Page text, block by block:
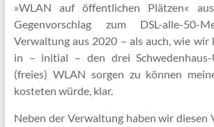
»WLAN auf öffentlichen Plätzen«
Gegenvorschlag zum DSL-alle-50-
Verwaltung aus 2020 – als auch, wie wir
in – initial – den drei
(freies) WLAN sorgen zu können
kosteten würde, klar.
Neben der Verwaltung haben wir diesen